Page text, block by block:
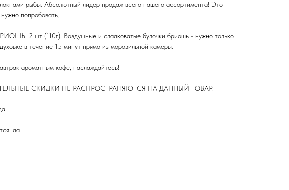
рыбы. Абсолютный лидер продаж всего нашего ассортимента! Это
попробовать.
2 шт (110г). Воздушные и сладковатые булочки бриошь - нужно только
в течение 15 минут прямо из морозильной камеры.
ароматным кофе, наслаждайтесь!
СКИДКИ НЕ РАСПРОСТРАНЯЮТСЯ НА ДАННЫЙ ТОВАР.
да